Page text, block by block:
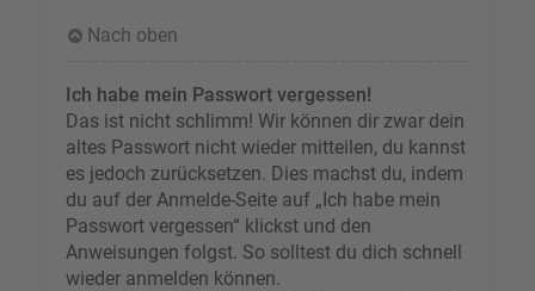
Nach oben
Ich habe mein Passwort vergessen!
Das ist nicht schlimm! Wir können dir zwar dein
altes Passwort nicht wieder mitteilen, du kannst
es jedoch zurücksetzen. Dies machst du, indem
du auf der Anmelde-Seite auf „Ich habe mein
Passwort vergessen“ klickst und den
Anweisungen folgst. So solltest du dich schnell
wieder anmelden können.